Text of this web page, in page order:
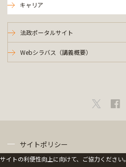
キャリア
法政ポータルサイト
Webシラバス（講義概要）
サイトポリシー
サイトの利便性向上に向けて、ご協力ください。